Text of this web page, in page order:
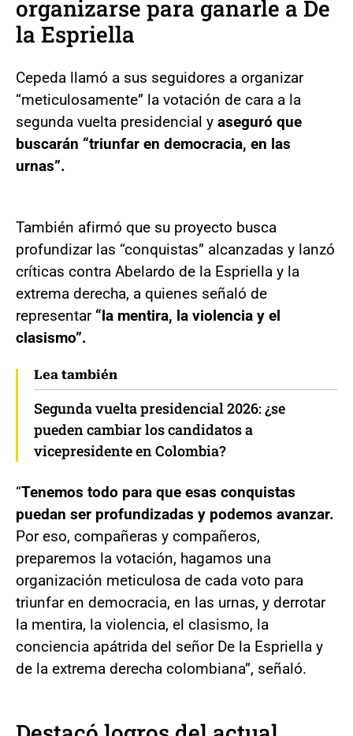
organizarse para ganarle a De
la Espriella
Cepeda llamó a sus seguidores a organizar
“meticulosamente” la votación de cara a la
segunda vuelta presidencial y aseguró que
buscarán “triunfar en democracia, en las
urnas”.
También afirmó que su proyecto busca
profundizar las “conquistas” alcanzadas y lanzó
críticas contra Abelardo de la Espriella y la
extrema derecha, a quienes señaló de
representar “la mentira, la violencia y el
clasismo”.
Lea también
Segunda vuelta presidencial 2026: ¿se
pueden cambiar los candidatos a
vicepresidente en Colombia?
“Tenemos todo para que esas conquistas
puedan ser profundizadas y podemos avanzar.
Por eso, compañeras y compañeros,
preparemos la votación, hagamos una
organización meticulosa de cada voto para
triunfar en democracia, en las urnas, y derrotar
la mentira, la violencia, el clasismo, la
conciencia apátrida del señor De la Espriella y
de la extrema derecha colombiana”, señaló.